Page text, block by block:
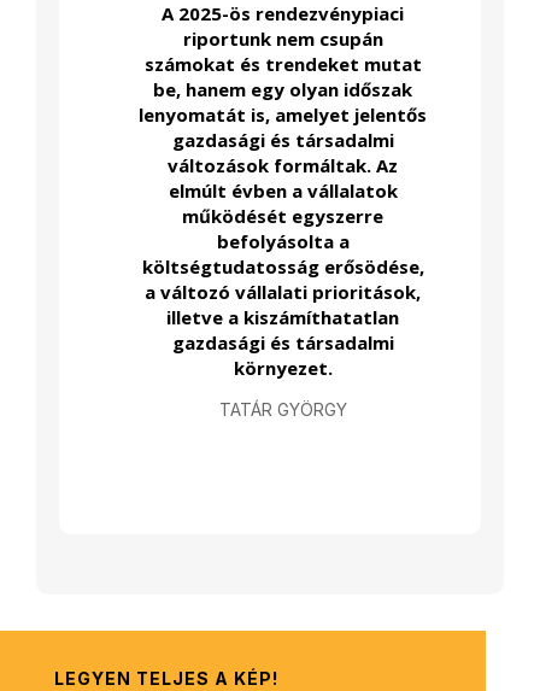
A 2025-ös rendezvénypiaci
riportunk nem csupán
számokat és trendeket mutat
be, hanem egy olyan időszak
lenyomatát is, amelyet jelentős
gazdasági és társadalmi
változások formáltak. Az
elmúlt évben a vállalatok
működését egyszerre
befolyásolta a
költségtudatosság erősödése,
a változó vállalati prioritások,
illetve a kiszámíthatatlan
gazdasági és társadalmi
környezet.
TATÁR GYÖRGY
LEGYEN TELJES A KÉP!